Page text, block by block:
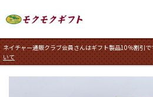
ネイチャー通販クラブ会員さんはギフト製品10％割引で
いて